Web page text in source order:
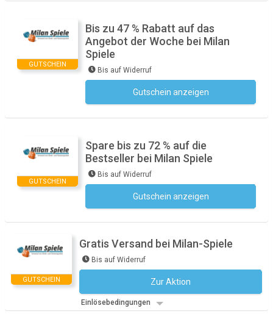
GUTSCHEIN
Bis zu 47 % Rabatt auf das
Angebot der Woche bei Milan
Spiele
Bis auf Widerruf
Gutschein anzeigen
GUTSCHEIN
Spare bis zu 72 % auf die
Bestseller bei Milan Spiele
Bis auf Widerruf
Gutschein anzeigen
GUTSCHEIN
Gratis Versand bei Milan-Spiele
Bis auf Widerruf
Zur Aktion
Einlösebedingungen